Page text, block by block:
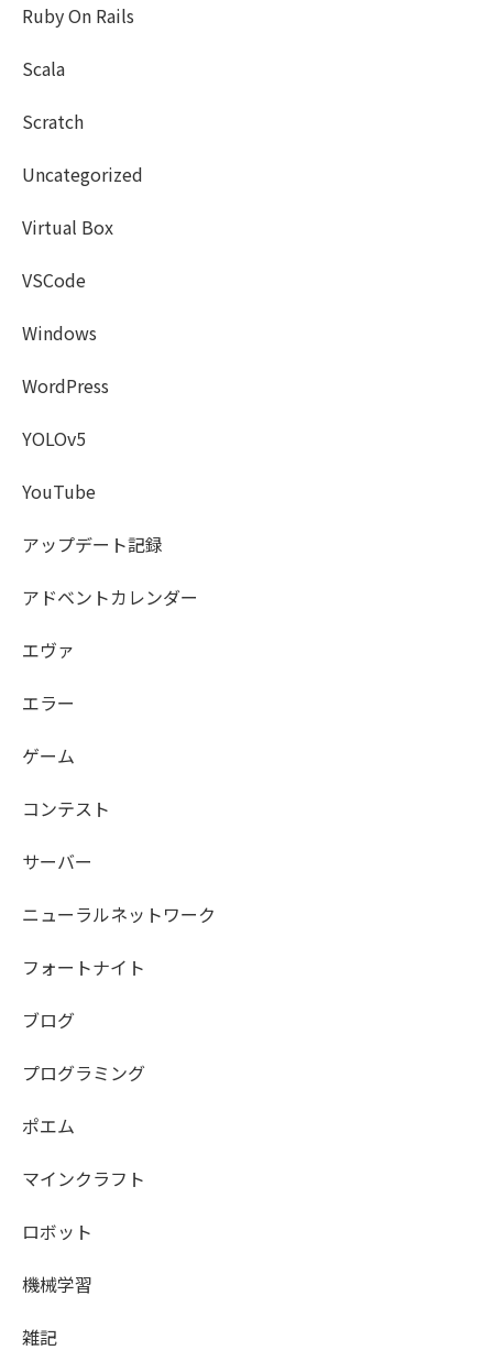
Ruby On Rails
Scala
Scratch
Uncategorized
Virtual Box
VSCode
Windows
WordPress
YOLOv5
YouTube
アップデート記録
アドベントカレンダー
エヴァ
エラー
ゲーム
コンテスト
サーバー
ニューラルネットワーク
フォートナイト
ブログ
プログラミング
ポエム
マインクラフト
ロボット
機械学習
雑記